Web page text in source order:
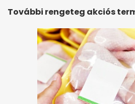
További rengeteg akciós